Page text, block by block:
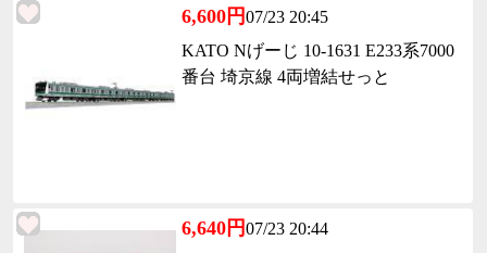
6,600円07/23 20:45
KATO Nげーじ 10-1631 E233系7000
番台 埼京線 4両増結せっと
6,640円07/23 20:44